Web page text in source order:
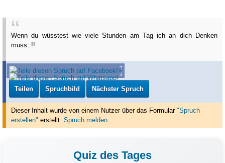
Wenn du wüsstest wie viele Stunden am Tag ich an dich Denken
muss..!!
Teilen Spruchbild Nächster Spruch
Dieser Inhalt wurde von einem Nutzer über das Formular "Spruch
erstellen" erstellt. Spruch melden
Quiz des Tages